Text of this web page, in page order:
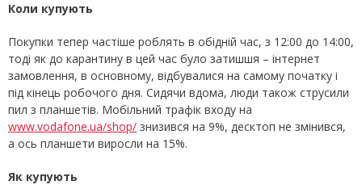
Коли купують
Покупки тепер частіше роблять в обідній час, з 12:00 до 14:00,
тоді як до карантину в цей час було затишшя – інтернет
замовлення, в основному, відбувалися на самому початку і
під кінець робочого дня. Сидячи вдома, люди також струсили
пил з планшетів. Мобільний трафік входу на
www.vodafone.ua/shop/ знизився на 9%, десктоп не змінився,
а ось планшети виросли на 15%.
Як купують